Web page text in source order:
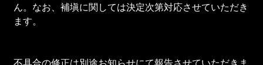
ん。なお、補塡に関しては決定次第対応させていただき
ます。
不具合の修正は別途お知らせにて報告させていただきま